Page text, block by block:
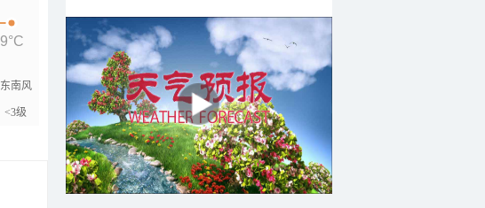
东南风
<3级
9°C